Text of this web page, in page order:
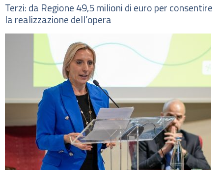
Terzi: da Regione 49,5 milioni di euro per consentire
la realizzazione dell’opera